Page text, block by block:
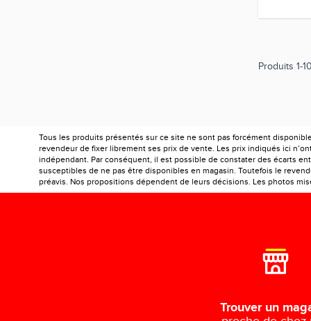
Produits 1-
Tous les produits présentés sur ce site ne sont pas forcément
revendeur de fixer librement ses prix de vente. Les prix indiqués ici
indépendant. Par conséquent, il est possible de constater des écarts
susceptibles de ne pas être disponibles en magasin. Toutefois le
préavis. Nos propositions dépendent de leurs décisions. Les photos
Trouver un